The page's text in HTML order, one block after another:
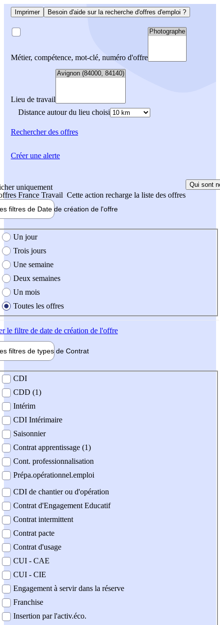
Imprimer Besoin d'aide sur la recherche d'offres d'emploi ?
Métier, compétence, mot-clé, numéro d'offre
Lieu de travail
Distance autour du lieu choisi
Rechercherdes offres
uniquement
France Travail Cette action recharge la liste des offres
Qui sont
filtres de Date de création de l'offre
création de l'offre
Un jour
Trois jours
Une semaine
Deux semaines
Un mois
Toutes les offres
le filtre de date de création de l'offre
filtres de types de Contrat
contrat
CDI
CDD (1)
Intérim
CDI Intérimaire
Saisonnier
Contrat apprentissage (1)
Cont. professionnalisation
Prépa.opérationnel.emploi
CDI de chantier ou d'opération
Contrat d'Engagement Educatif
Contrat intermittent
Contrat pacte
Contrat d'usage
CUI - CAE
CUI - CIE
Engagement à servir dans la réserve
Franchise
Insertion par l'activ.éco.
Créer une alerte